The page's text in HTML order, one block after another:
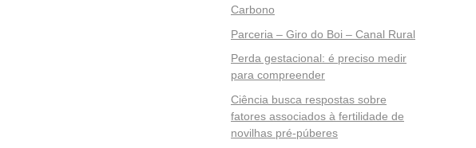
Carbono
Parceria – Giro do Boi – Canal Rural
Perda gestacional: é preciso medir
para compreender
Ciência busca respostas sobre
fatores associados à fertilidade de
novilhas pré-púberes